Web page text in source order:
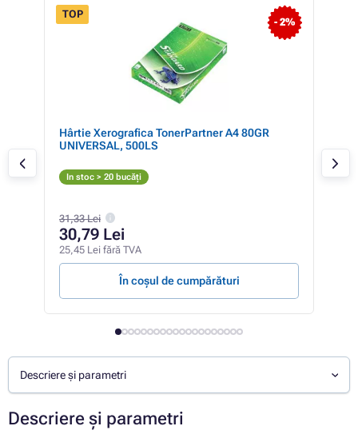
- 2%
TOP
Hârtie Xerografica TonerPartner A4 80GR
UNIVERSAL, 500LS
In stoc > 20 bucăți
31,33 Lei
30,79 Lei
25,45 Lei fără TVA
În coșul de cumpărături
Descriere și parametri
Descriere și parametri